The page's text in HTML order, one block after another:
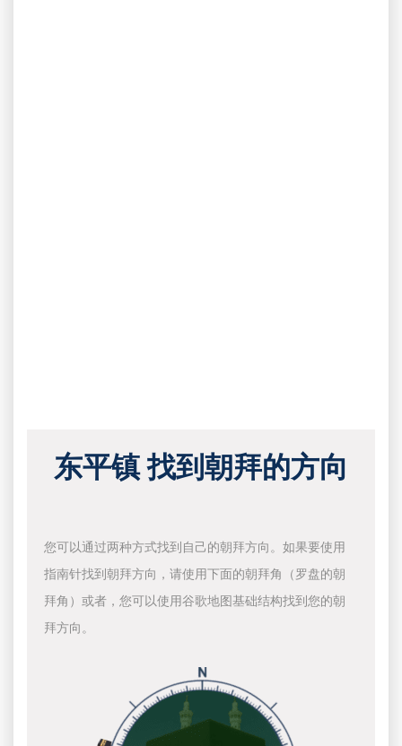
东平镇 找到朝拜的方向
您可以通过两种方式找到自己的朝拜方向。如果要使用
指南针找到朝拜方向，请使用下面的朝拜角（罗盘的朝
拜角）或者，您可以使用谷歌地图基础结构找到您的朝
拜方向。